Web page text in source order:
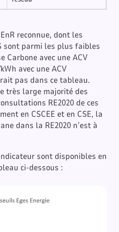
reconnue, dont les
sont parmi les plus faibles
Carbone avec une ACV
avec une ACV
pas dans ce tableau.
très large majorité des
RE2020 de ces
en CSCEE et en CSE, la
dans la RE2020 n’est à
sont disponibles en
ci-dessous :